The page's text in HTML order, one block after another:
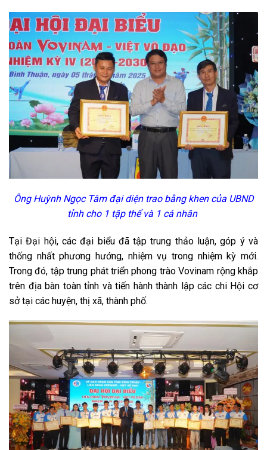
Ông Huỳnh Ngọc Tâm đại diện trao bằng khen của UBND
tỉnh cho 1 tập thể và 1 cá nhân
Tại Đại hội, các đại biểu đã tập trung thảo luận, góp ý và
thống nhất phương hướng, nhiệm vụ trong nhiệm kỳ mới.
Trong đó, tập trung phát triển phong trào Vovinam rộng khắp
trên địa bàn toàn tỉnh và tiến hành thành lập các chi Hội cơ
sở tại các huyện, thị xã, thành phố.